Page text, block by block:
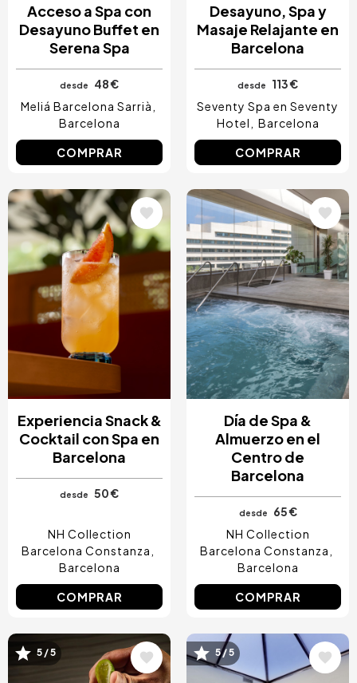
Acceso a Spa con
Desayuno Buffet en
Serena Spa
desde
48 €
Meliá Barcelona Sarrià
Barcelona
COMPRAR
Desayuno, Spa y
Masaje Relajante en
Barcelona
desde
113 €
Seventy Spa en Seventy
Hotel
Barcelona
COMPRAR
Image
Experiencia Snack &
Cocktail con Spa en
Barcelona
desde 50 €
NH Collection
Barcelona Constanza
Barcelona
COMPRAR
Image
Día de Spa &
Almuerzo en el
Centro de
Barcelona
desde
65 €
NH Collection
Barcelona Constanza
Barcelona
COMPRAR
Image
5 / 5 Image
5 / 5